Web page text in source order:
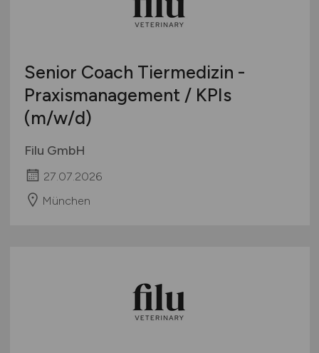
Senior Coach Tiermedizin -
Praxismanagement / KPIs
(m/w/d)
Filu GmbH
27.07.2026
München